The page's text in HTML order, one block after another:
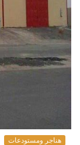
هناجر ومستودعات